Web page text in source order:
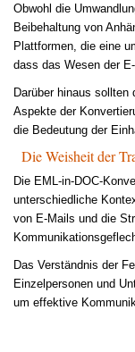
Obwohl die
Beibehaltung von
Plattformen, die eine
dass das Wesen der
Darüber hinaus
Aspekte der
die Bedeutung der
Die Weisheit der
Die EML-in-DOC-
unterschiedliche
von E-Mails und die
Das Verständnis der
Einzelpersonen und
um effektive